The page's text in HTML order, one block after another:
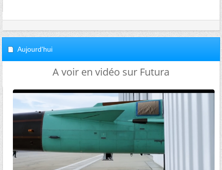
Aujourd'hui
A voir en vidéo sur Futura